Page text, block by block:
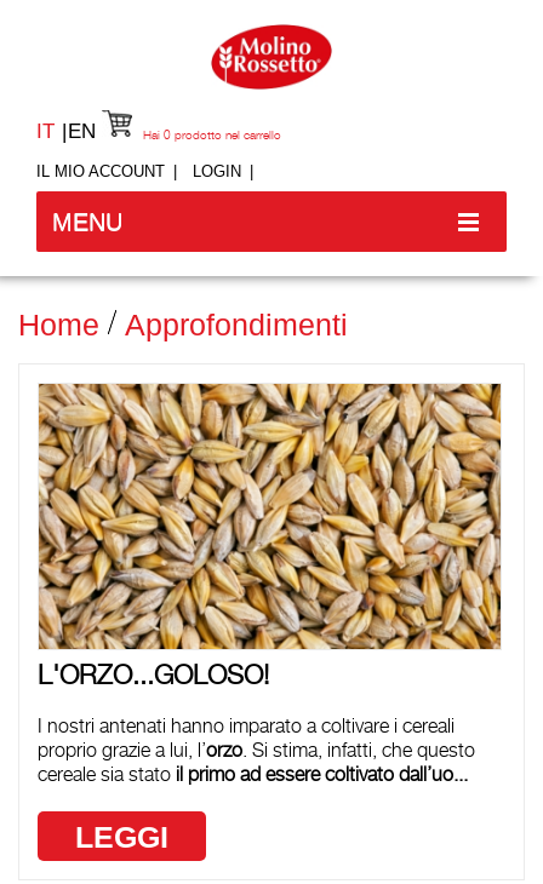
IT EN
IL MIO ACCOUNT LOGIN
Hai 0 prodotto nel carrello
MENU
Home Approfondimenti
L'ORZO...GOLOSO!
I nostri antenati hanno imparato a coltivare i cereali
proprio grazie a lui, l’orzo. Si stima, infatti, che questo
cereale sia stato il primo ad essere coltivato dall’uo...
LEGGI